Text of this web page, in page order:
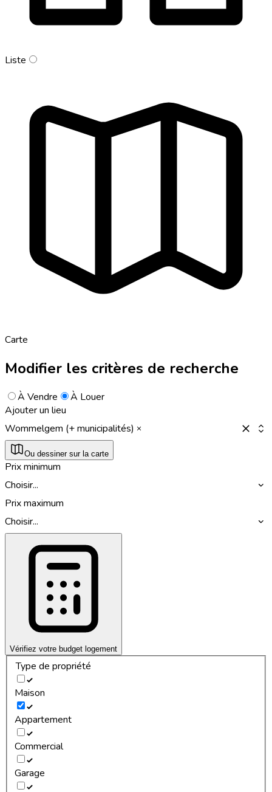
Liste
Carte
Modifier les critères de recherche
À Vendre
À Louer
Ajouter un lieu
Wommelgem (+ municipalités)
Ou dessiner sur la carte
Prix minimum
Choisir...
Prix maximum
Choisir...
Vérifiez votre budget logement
Type de propriété
Maison
Appartement
Commercial
Garage